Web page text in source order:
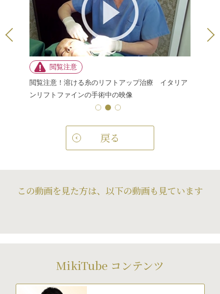
閲覧注意！溶ける糸のリフトアップ治療 イタリア
ンリフトファインの手術中の映像
戻る
この動画を見た方は、以下の動画も見ています
MikiTube コンテンツ